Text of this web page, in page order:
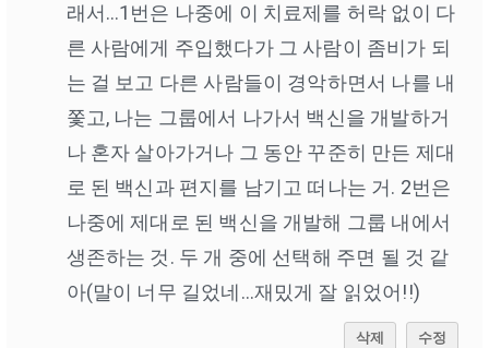
래서…1번은 나중에 이 치료제를 허락 없이 다
른 사람에게 주입했다가 그 사람이 좀비가 되
는 걸 보고 다른 사람들이 경악하면서 나를 내
쫓고, 나는 그룹에서 나가서 백신을 개발하거
나 혼자 살아가거나 그 동안 꾸준히 만든 제대
로 된 백신과 편지를 남기고 떠나는 거. 2번은
나중에 제대로 된 백신을 개발해 그룹 내에서
생존하는 것. 두 개 중에 선택해 주면 될 것 같
아(말이 너무 길었네…재밌게 잘 읽었어!!)
삭제 수정